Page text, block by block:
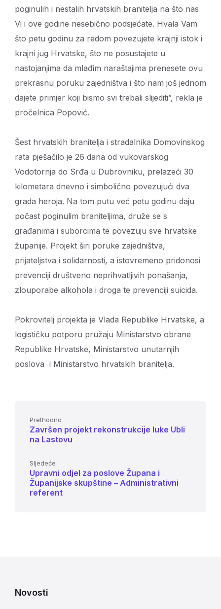
poginulih i nestalih hrvatskih branitelja na što nas
Vi i ove godine nesebično podsjećate. Hvala Vam
što petu godinu za redom povezujete krajnji istok i
krajni jug Hrvatske, što ne posustajete u
nastojanjima da mlađim naraštajima prenesete ovu
prekrasnu poruku zajedništva i što nam još jednom
dajete primjer koji bismo svi trebali slijediti”, rekla je
pročelnica Popović.
Šest hrvatskih branitelja i stradalnika Domovinskog
rata pješačilo je 26 dana od vukovarskog
Vodotornja do Srđa u Dubrovniku, prelazeći 30
kilometara dnevno i simbolično povezujući dva
grada heroja. Na tom putu već petu godinu daju
počast poginulim braniteljima, druže se s
građanima i suborcima te povezuju sve hrvatske
županije. Projekt širi poruke zajedništva,
prijateljstva i solidarnosti, a istovremeno pridonosi
prevenciji društveno neprihvatljivih ponašanja,
zlouporabe alkohola i droga te prevenciji suicida.
Pokrovitelj projekta je Vlada Republike Hrvatske, a
logističku potporu pružaju Ministarstvo obrane
Republike Hrvatske, Ministarstvo unutarnjih
poslova i Ministarstvo hrvatskih branitelja.
Prethodno
Završen projekt rekonstrukcije luke Ubli
na Lastovu
Sljedeće
Upravni odjel za poslove Župana i
Županijske skupštine – Administrativni
referent
Novosti